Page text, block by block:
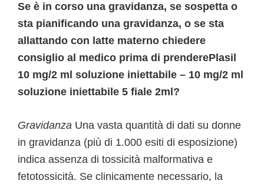
Se è in corso una gravidanza, se sospetta o
sta pianificando una gravidanza, o se sta
allattando con latte materno chiedere
consiglio al medico prima di prenderePlasil
10 mg/2 ml soluzione iniettabile – 10 mg/2 ml
soluzione iniettabile 5 fiale 2ml?
Gravidanza Una vasta quantità di dati su donne
in gravidanza (più di 1.000 esiti di esposizione)
indica assenza di tossicità malformativa e
fetotossicità. Se clinicamente necessario, la